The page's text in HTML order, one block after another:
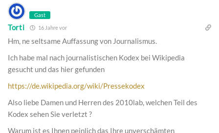
Gast
Torti 16 Jahre vor
Hm, ne seltsame Auffassung von Journalismus.
Ich habe mal nach journalistischen Kodex bei Wikipedia
gesucht und das hier gefunden
https://de.wikipedia.org/wiki/Pressekodex
Also liebe Damen und Herren des 2010lab, welchen Teil des
Kodex sehen Sie verletzt ?
Warum ist es Ihnen peinlich das Ihre unverschämten